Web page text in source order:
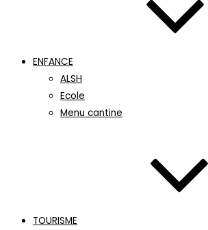
ENFANCE
ALSH
Ecole
Menu cantine
TOURISME